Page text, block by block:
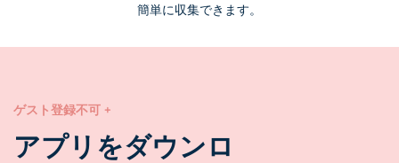
簡単に収集できます。
ゲスト登録不可 +
アプリをダウンロ